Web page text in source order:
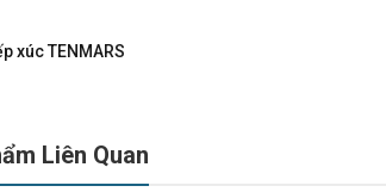
xúc TENMARS
Liên Quan